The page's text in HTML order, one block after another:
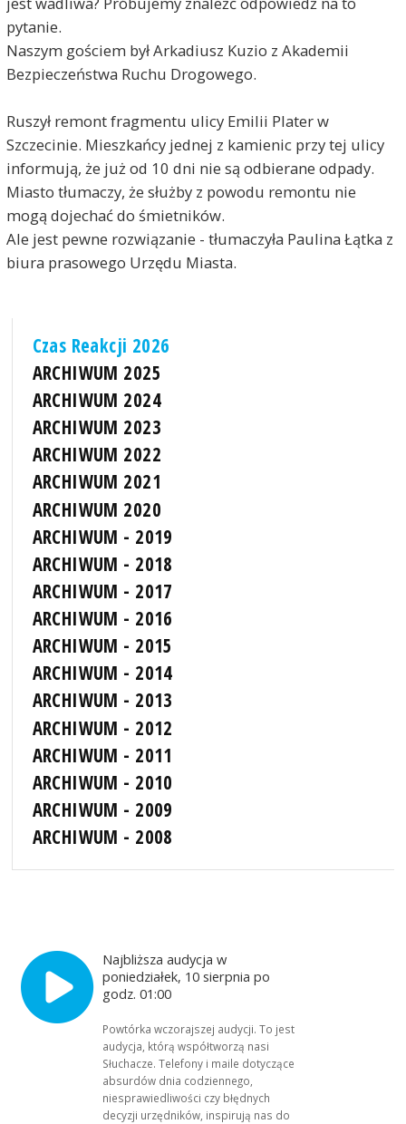
pytanie.
Naszym gościem był Arkadiusz Kuzio z Akademii
Bezpieczeństwa Ruchu Drogowego.
Ruszył remont fragmentu ulicy Emilii Plater w
Szczecinie. Mieszkańcy jednej z kamienic przy tej ulicy
informują, że już od 10 dni nie są odbierane odpady.
Miasto tłumaczy, że służby z powodu remontu nie
mogą dojechać do śmietników.
Ale jest pewne rozwiązanie - tłumaczyła Paulina Łątka z
biura prasowego Urzędu Miasta.
Czas Reakcji 2026
ARCHIWUM 2025
ARCHIWUM 2024
ARCHIWUM 2023
ARCHIWUM 2022
ARCHIWUM 2021
ARCHIWUM 2020
ARCHIWUM - 2019
ARCHIWUM - 2018
ARCHIWUM - 2017
ARCHIWUM - 2016
ARCHIWUM - 2015
ARCHIWUM - 2014
ARCHIWUM - 2013
ARCHIWUM - 2012
ARCHIWUM - 2011
ARCHIWUM - 2010
ARCHIWUM - 2009
ARCHIWUM - 2008
Najbliższa audycja w
poniedziałek, 10 sierpnia po
godz. 01:00
Powtórka wczorajszej audycji. To jest
audycja, którą współtworzą nasi
Słuchacze. Telefony i maile dotyczące
absurdów dnia codziennego,
niesprawiedliwości czy błędnych
decyzji urzędników, inspirują nas do